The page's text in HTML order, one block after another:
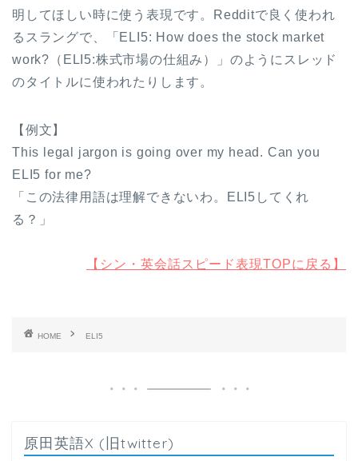
明してほしい時に使う表現です。Redditで良く使われ
るスラングで、「ELI5: How does the stock market
work?（ELI5:株式市場の仕組み）」のようにスレッド
のタイトルに使われたりします。
【例文】
This legal jargon is going over my head. Can you
ELI5 for me?
「この法律用語は理解できないわ。ELI5してくれ
る？」
【シン・英会話スピード表現TOPに戻る】
HOME ELI5
原田英語X (旧twitter)